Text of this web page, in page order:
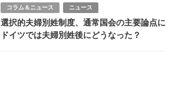
クコラム＆ニュース ニュース
選択的夫婦別姓制度、通常国会の主要論点に
ドイツでは夫婦別姓後にどうなった？